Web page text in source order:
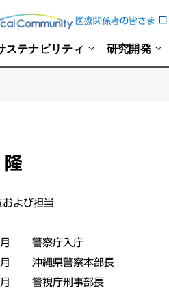
医療関係者の皆さま
ステナビリティ 研究開発
および担当
4月
警察庁入庁
沖縄県警察本部長
警視庁刑事部長